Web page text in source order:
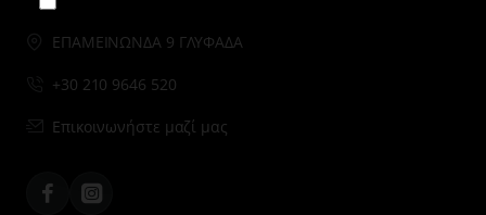
επιδερμίδας, ενώ το εκχύλισμα Ροδόξυλου στοχεύει στη
γραμμή της σιαγόνας για να σμιλεύσει ορατά το φυσικό
βιοθρεπτικά έλαια ενισχύουν τον ενυδατικό φραγμό του
δέρματος, ενώ μείγμα αρωματοθεραπείας βελτιώνει τη
στην περιποίηση του δέρματος με την κλινικά
ΕΠΑΜΕΙΝΩΝΔΑ 9 ΓΛΥΦΑΔΑ
+30 210 9646 520
Επικοινωνήστε μαζί μας